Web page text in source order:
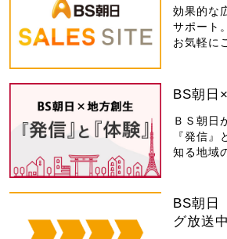
効果的な
サポート。
お気軽に
BS朝日
ＢＳ朝日
『発信』
知る地域
BS朝日
グ放送